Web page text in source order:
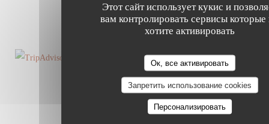
Этот сайт использует кукис и
вам контролировать сервисы которые
хотите активировать
Ок, все активировать
Запретить использование cookies
Персонализировать
1 2 3